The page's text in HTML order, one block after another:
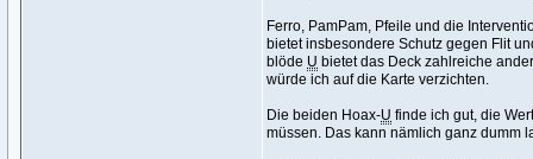
Ferro, PamPam, Pfeile und die
bietet insbesondere Schutz gegen Flit
blöde U bietet das Deck zahlreiche
würde ich auf die Karte verzichten.
Die beiden Hoax-U finde ich gut, die
müssen. Das kann nämlich ganz dumm